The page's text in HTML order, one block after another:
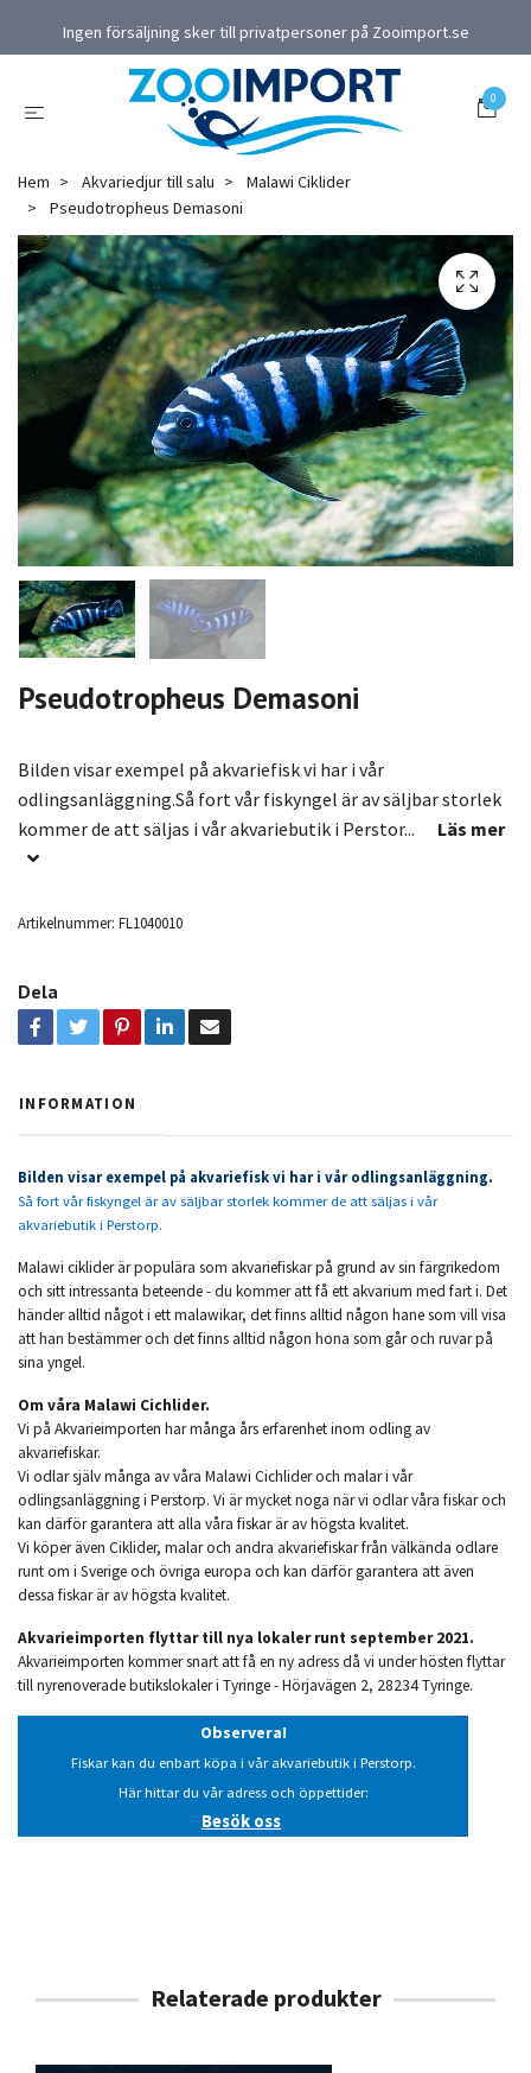
Ingen försäljning sker till privatpersoner på Zooimport.se
0
Hem Akvariedjur till salu
Malawi Ciklider
Pseudotropheus Demasoni
Pseudotropheus Demasoni
Bilden visar exempel på akvariefisk vi har i vår
odlingsanläggning.Så fort vår fiskyngel är av säljbar storlek
kommer de att säljas i vår akvariebutik i Perstor...
Läs mer
Artikelnummer: FL1040010
Dela
INFORMATION
Bilden visar exempel på akvariefisk vi har i vår odlingsanläggning.
Så fort vår fiskyngel är av säljbar storlek kommer de att säljas i vår
akvariebutik i Perstorp.
Malawi ciklider är populära som akvariefiskar på grund av sin färgrikedom
och sitt intressanta beteende - du kommer att få ett akvarium med fart i. Det
händer alltid något i ett malawikar, det finns alltid någon hane som vill visa
att han bestämmer och det finns alltid någon hona som går och ruvar på
sina yngel.
Om våra Malawi Cichlider.
Vi på Akvarieimporten har många års erfarenhet inom odling av
akvariefiskar.
Vi odlar själv många av våra Malawi Cichlider och malar i vår
odlingsanläggning i Perstorp. Vi är mycket noga när vi odlar våra fiskar och
kan därför garantera att alla våra fiskar är av högsta kvalitet.
Vi köper även Ciklider, malar och andra akvariefiskar från välkända odlare
runt om i Sverige och övriga europa och kan därför garantera att även
dessa fiskar är av högsta kvalitet.
Akvarieimporten flyttar till nya lokaler runt september 2021.
Akvarieimporten kommer snart att få en ny adress då vi under hösten flyttar
till nyrenoverade butikslokaler i Tyringe - Hörjavägen 2, 28234 Tyringe.
Observera!
Fiskar kan du enbart köpa i vår akvariebutik i Perstorp.
Här hittar du vår adress och öppettider:
Besök oss